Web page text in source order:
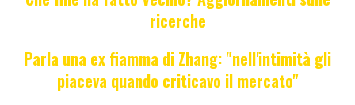
ricerche
Parla una ex fiamma di Zhang: "nell'intimità gli
piaceva quando criticavo il mercato"